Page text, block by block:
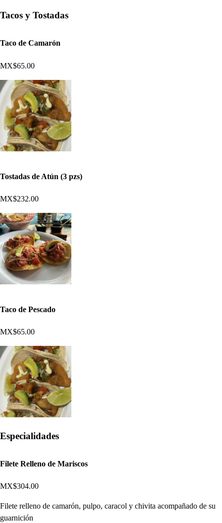
Tacos y Tostadas
Taco de Camarón
MX$65.00
Tostadas de Atún (3 pzs)
MX$232.00
Taco de Pescado
MX$65.00
Especialidades
Filete Relleno de Mariscos
MX$304.00
Filete relleno de camarón, pulpo, caracol y chivita acompañado de su
guarnición